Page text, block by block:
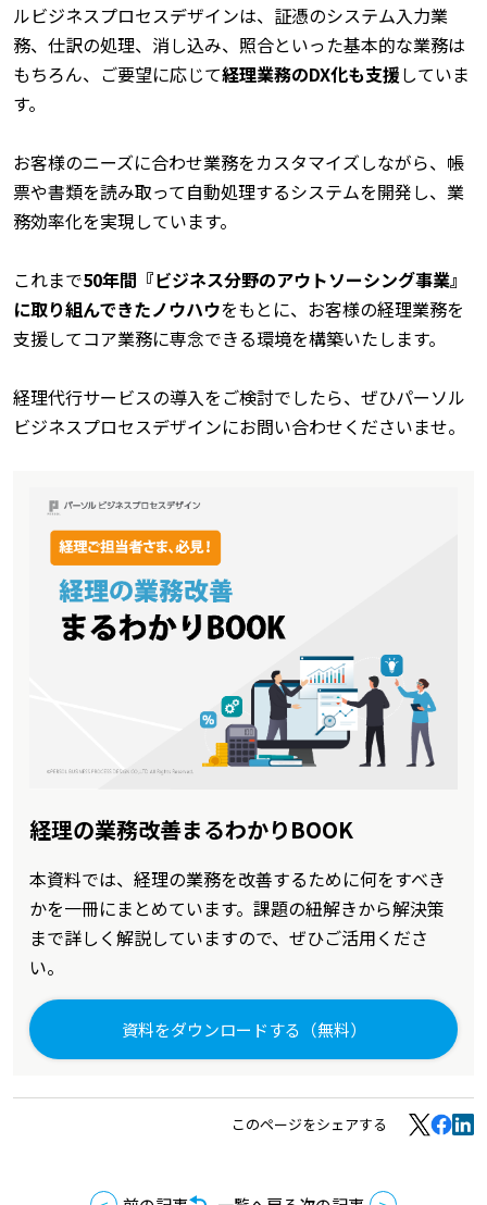
ルビジネスプロセスデザインは、証憑のシステム入力業
務、仕訳の処理、消し込み、照合といった基本的な業務は
もちろん、ご要望に応じて経理業務のDX化も支援していま
す。
お客様のニーズに合わせ業務をカスタマイズしながら、帳
票や書類を読み取って自動処理するシステムを開発し、業
務効率化を実現しています。
これまで50年間『ビジネス分野のアウトソーシング事業』
に取り組んできたノウハウをもとに、お客様の経理業務を
支援してコア業務に専念できる環境を構築いたします。
経理代行サービスの導入をご検討でしたら、ぜひパーソル
ビジネスプロセスデザインにお問い合わせくださいませ。
経理の業務改善まるわかりBOOK
本資料では、経理の業務を改善するために何をすべき
かを一冊にまとめています。課題の紐解きから解決策
まで詳しく解説していますので、ぜひご活用くださ
い。
資料をダウンロードする（無料）
このページをシェアする